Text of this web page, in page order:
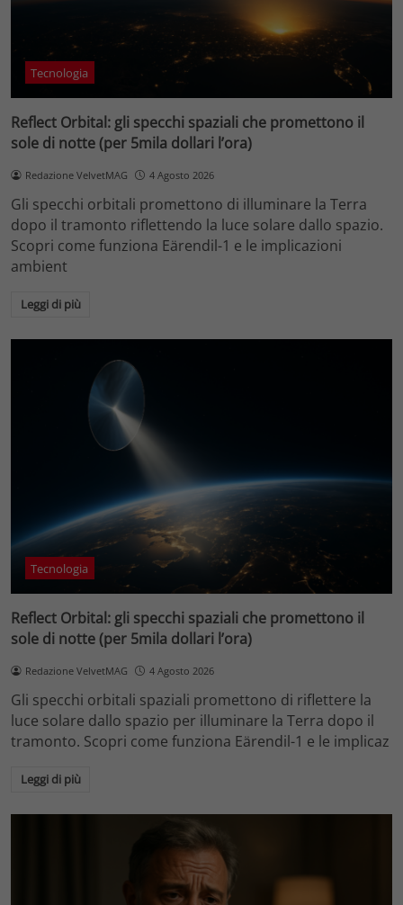
Tecnologia
Reflect Orbital: gli specchi spaziali che promettono il
sole di notte (per 5mila dollari l’ora)
Redazione VelvetMAG 4 Agosto 2026
Gli specchi orbitali promettono di illuminare la Terra
dopo il tramonto riflettendo la luce solare dallo spazio.
Scopri come funziona Eärendil-1 e le implicazioni
ambient
Leggi di più
Tecnologia
Reflect Orbital: gli specchi spaziali che promettono il
sole di notte (per 5mila dollari l’ora)
Redazione VelvetMAG 4 Agosto 2026
Gli specchi orbitali spaziali promettono di riflettere la
luce solare dallo spazio per illuminare la Terra dopo il
tramonto. Scopri come funziona Eärendil-1 e le implicaz
Leggi di più